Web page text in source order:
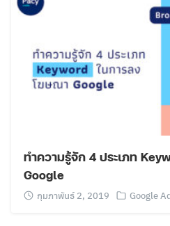
ทำความรู้จัก 4 ประเภท
Google
กุมภาพันธ์ 2, 2019 Google